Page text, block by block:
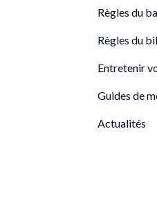
Règles du
Règles du
Entretenir
Guides de
Actualités